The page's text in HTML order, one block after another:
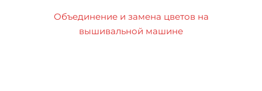
Объединение и замена цветов на
вышивальной машине